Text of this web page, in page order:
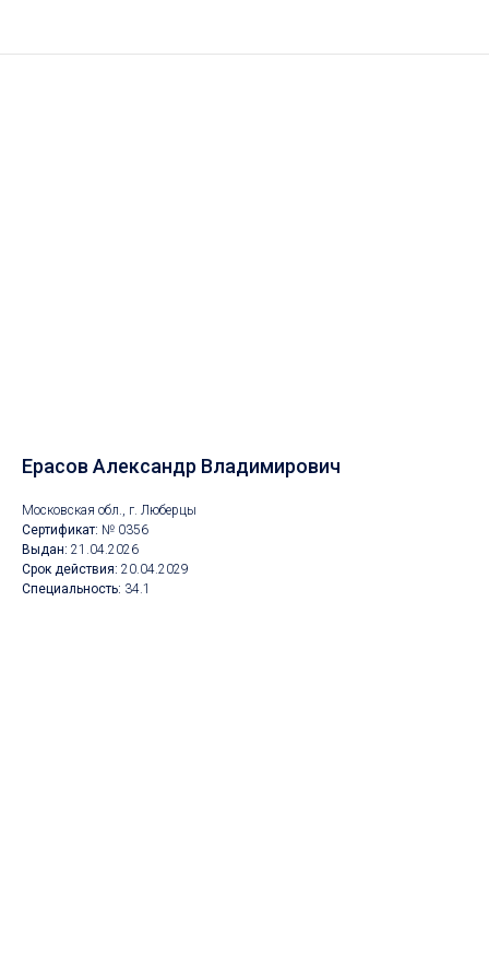
Ерасов Александр Владимирович
Московская обл., г. Люберцы
Сертификат: № 0356
Выдан: 21 .04.2026
Срок действия: 20.04.2029
Специальность: 34.1